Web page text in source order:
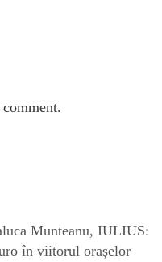
Munteanu, IULIUS:
în viitorul orașelor